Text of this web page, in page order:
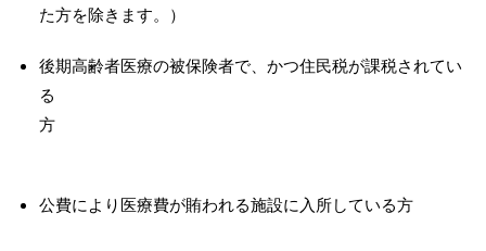
た方を除きます。）
後期高齢者医療の被保険者で、かつ住民税が課税されてい
る
方
公費により医療費が賄われる施設に入所している方